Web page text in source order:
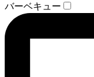
バーベキュー